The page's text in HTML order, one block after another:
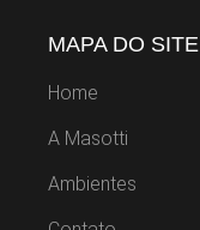
MAPA DO SITE
Home
A Masotti
Ambientes